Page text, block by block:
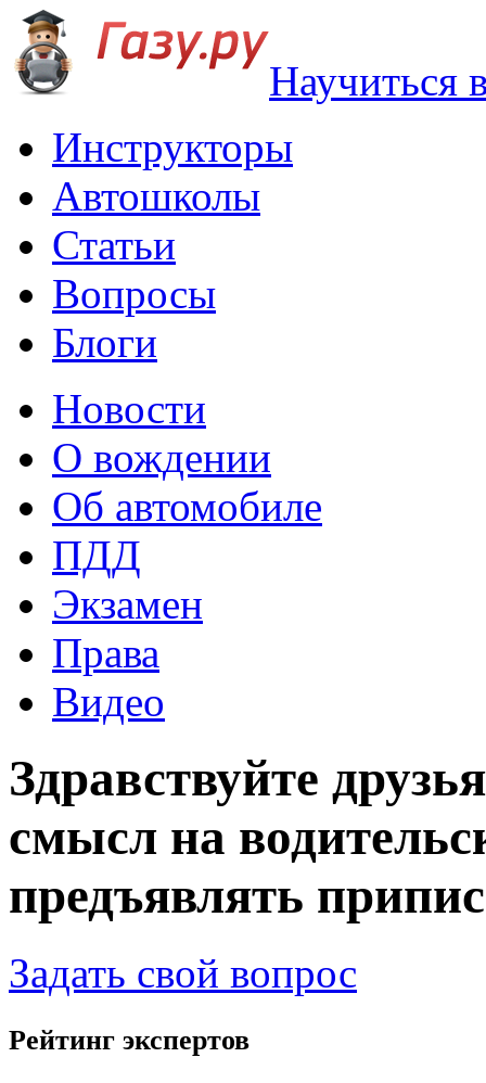
Научиться
Инструкторы
Автошколы
Статьи
Вопросы
Блоги
Новости
О вождении
Об автомобиле
ПДД
Экзамен
Права
Видео
Здравствуйте
смысл на
предъявлять
Задать свой вопрос
Рейтинг экспертов